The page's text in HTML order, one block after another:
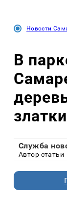
Новости
В
златки
Служба
Автор статьи